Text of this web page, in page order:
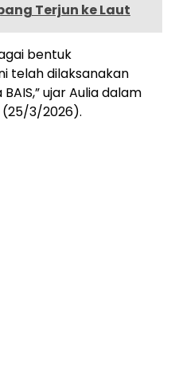
Terjun ke Laut
bentuk
telah dilaksanakan
ujar Aulia dalam
(25/3/2026).